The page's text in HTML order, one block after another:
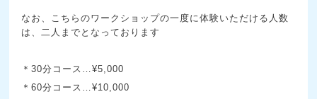
なお、こちらのワークショップの一度に体験いただける人数
は、二人までとなっております
＊30分コース…¥5,000
＊60分コース…¥10,000